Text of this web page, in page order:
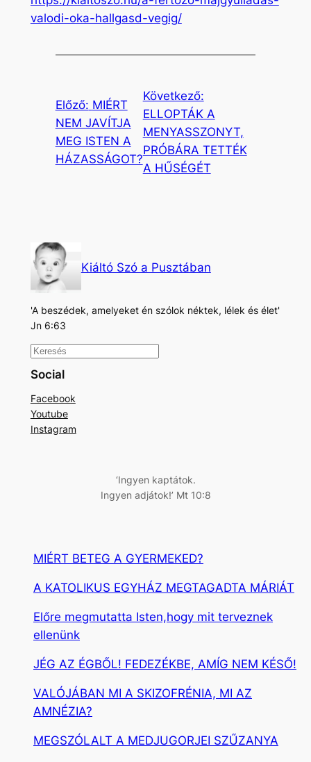
valodi-oka-hallgasd-vegig/
Előző: MIÉRT
NEM JAVÍTJA
MEG ISTEN A
HÁZASSÁGOT?
Következő:
ELLOPTÁK A
MENYASSZONYT,
PRÓBÁRA TETTÉK
A HŰSÉGÉT
Kiáltó Szó a Pusztában
'A beszédek, amelyeket én szólok néktek, lélek és élet'
Jn 6:63
K
e
e
s
Social
Facebook
Youtube
Instagram
‘Ingyen kaptátok.
Ingyen adjátok!’ Mt 10:8
MIÉRT BETEG A GYERMEKED?
A KATOLIKUS EGYHÁZ MEGTAGADTA MÁRIÁT
Előre megmutatta Isten,hogy mit terveznek
ellenünk
JÉG AZ ÉGBŐL! FEDEZÉKBE, AMÍG NEM KÉSŐ!
VALÓJÁBAN MI A SKIZOFRÉNIA, MI AZ
AMNÉZIA?
MEGSZÓLALT A MEDJUGORJEI SZŰZANYA